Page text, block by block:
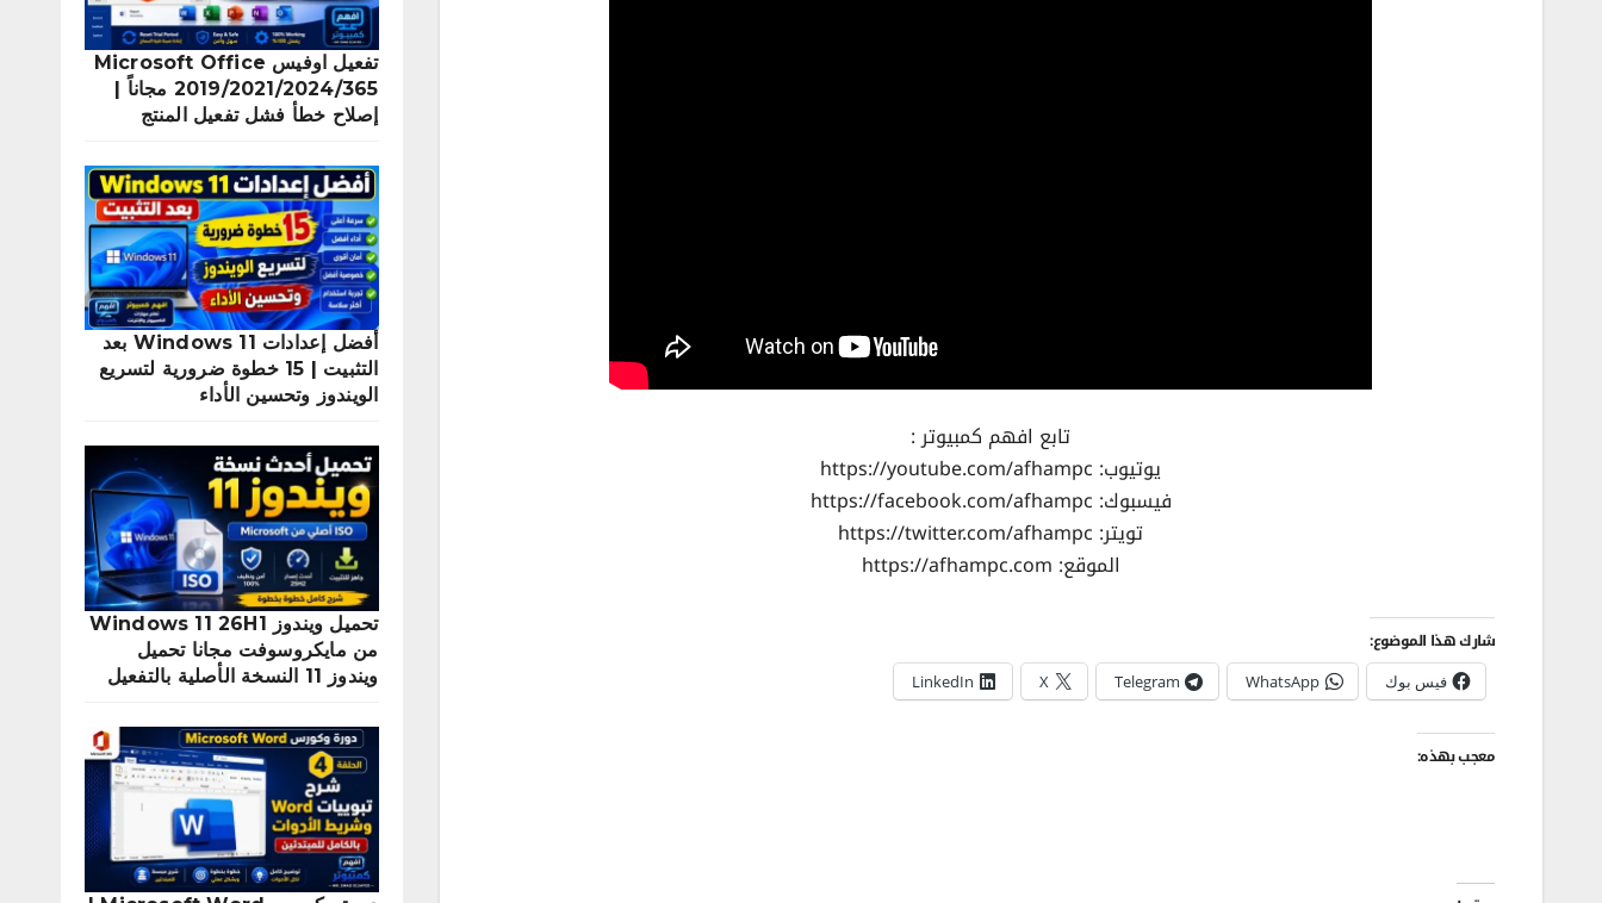
تابع افهم كمبيوتر :
يوتيوب: https://youtube.com/afhampc
فيسبوك: https://facebook.com/afhampc
تويتر: https://twitter.com/afhampc
الموقع: https://afhampc.com
شارك هذا الموضوع:
فيس بوك WhatsApp
Telegram
X
LinkedIn
معجب بهذه:
تفعيل اوفيس Microsoft Office
2019/2021/2024/365 مجاناً |
إصلاح خطأ فشل تفعيل المنتج
أفضل إعدادات Windows 11 بعد
التثبيت | 15 خطوة ضرورية لتسريع
الويندوز وتحسين الأداء
تحميل ويندوز Windows 11 26H1
من مايكروسوفت مجانا تحميل
ويندوز 11 النسخة الأصلية بالتفعيل